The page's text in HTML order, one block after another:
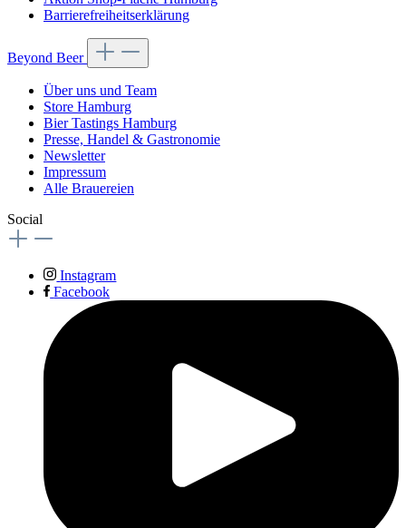
Barrierefreiheitserklärung
Beyond Beer
Über uns und Team
Store Hamburg
Bier Tastings Hamburg
Presse, Handel & Gastronomie
Newsletter
Impressum
Alle Brauereien
Social
Instagram
Facebook